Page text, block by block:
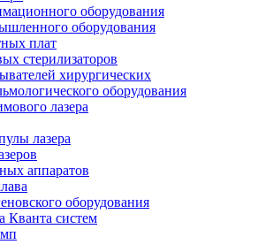
оборудования
оборудования
плат
стерилизаторов
хирургических
оборудования
лазера
лазера
аппаратов
оборудования
Кванта систем